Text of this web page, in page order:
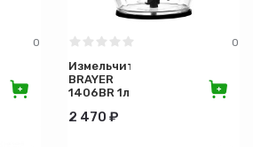
0 0
Измельчитель
BRAYER
1406BR 1л
2 470 ₽